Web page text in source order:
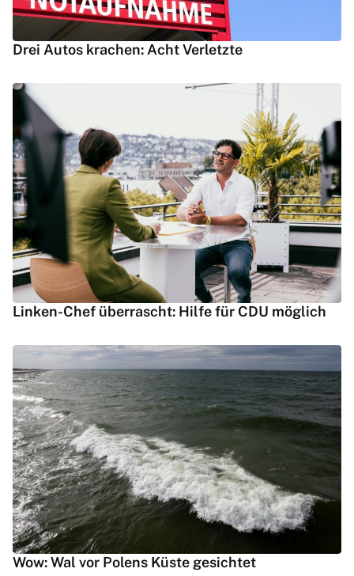
Drei Autos krachen: Acht Verletzte
Linken-Chef überrascht: Hilfe für CDU möglich
Wow: Wal vor Polens Küste gesichtet